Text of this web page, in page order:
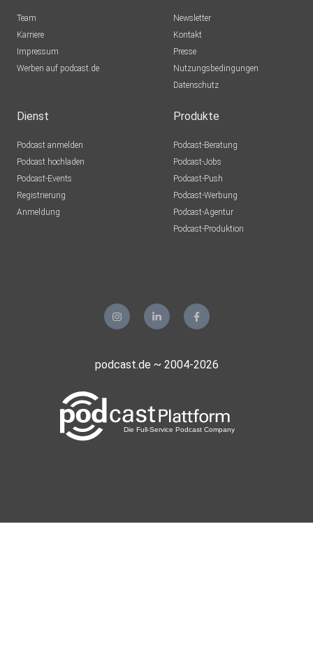
Team
Karriere
Impressum
Werben auf podcast.de
Newsletter
Kontakt
Presse
Nutzungsbedingungen
Datenschutz
Dienst
Podcast anmelden
Podcast hochladen
Podcast-Events
Registrierung
Anmeldung
Produkte
Podcast-Beratung
Podcast-Jobs
Podcast-Push
Podcast-Werbung
Podcast-Agentur
Podcast-Produktion
podcast.de ~ 2004-2026